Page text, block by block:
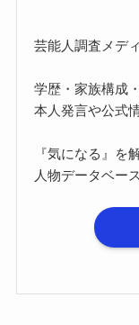
芸能人調査メデ
学歴・家族構成
本人発言や公式
『気になる』を
人物データベー